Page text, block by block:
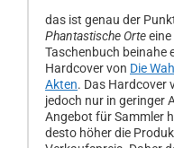
das ist genau der
Phantastische Orte
Taschenbuch beinahe
Hardcover von Die
Akten. Das Hardcover
jedoch nur in geringer
Angebot für Sammler
desto höher die